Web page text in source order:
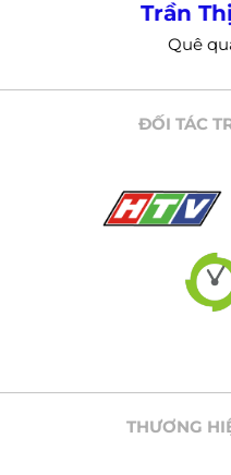
Phạm
Quê
ĐỐI TÁC
THƯƠNG